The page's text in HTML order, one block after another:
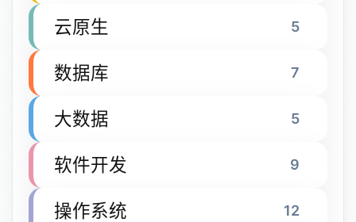
云原生 5
数据库 7
大数据 5
软件开发 9
操作系统 12